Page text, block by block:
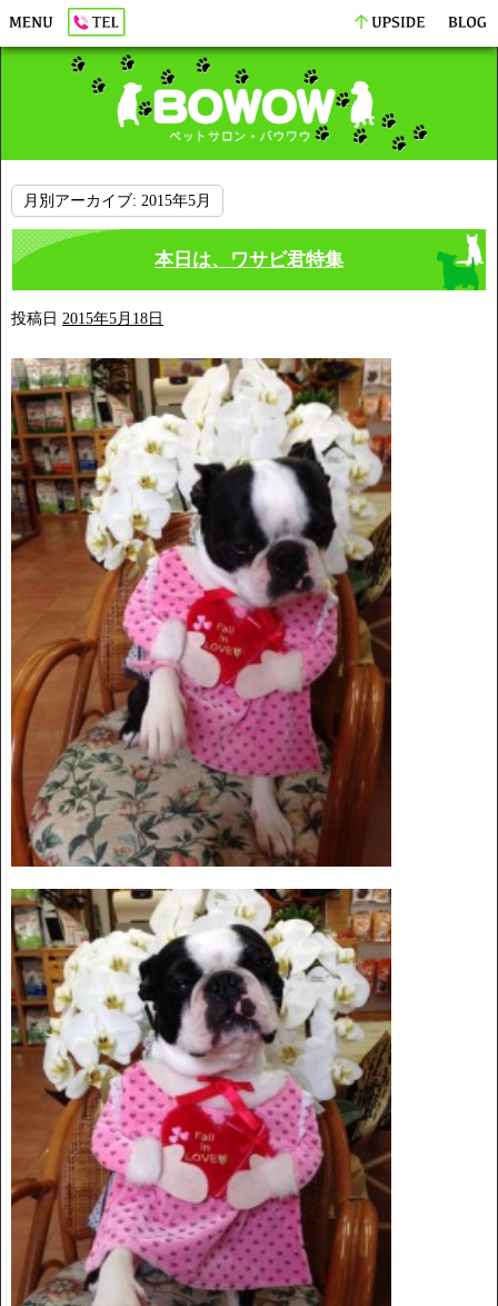
月別アーカイブ: 2015年5月
本日は、ワサビ君特集
投稿日 2015年5月18日